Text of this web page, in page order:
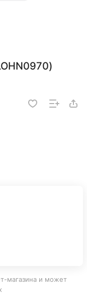
магазина и может